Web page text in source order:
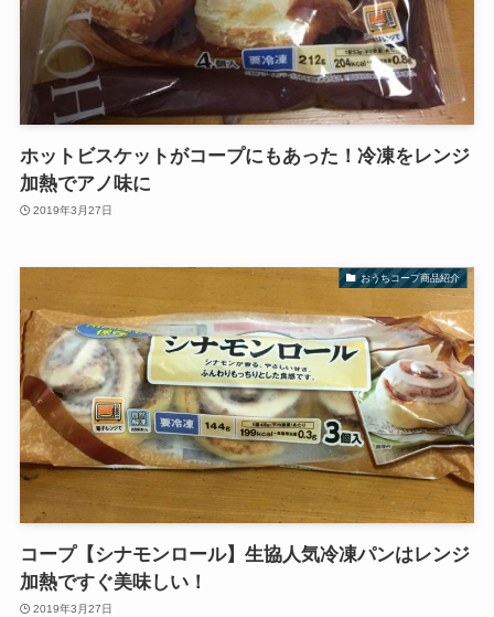
ホットビスケットがコープにもあった！冷凍をレンジ
加熱でアノ味に
2019年3月27日
おうちコープ商品紹介
コープ【シナモンロール】生協人気冷凍パンはレンジ
加熱ですぐ美味しい！
2019年3月27日